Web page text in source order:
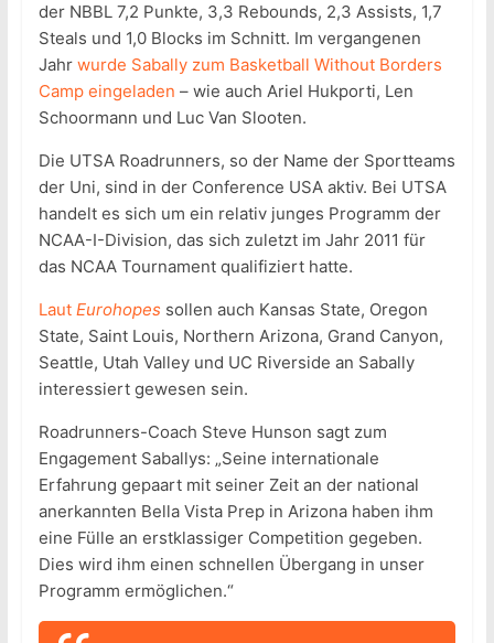
der NBBL 7,2 Punkte, 3,3 Rebounds, 2,3 Assists, 1,7
Steals und 1,0 Blocks im Schnitt. Im vergangenen
Jahr wurde Sabally zum Basketball Without Borders
Camp eingeladen – wie auch Ariel Hukporti, Len
Schoormann und Luc Van Slooten.
Die UTSA Roadrunners, so der Name der Sportteams
der Uni, sind in der Conference USA aktiv. Bei UTSA
handelt es sich um ein relativ junges Programm der
NCAA-I-Division, das sich zuletzt im Jahr 2011 für
das NCAA Tournament qualifiziert hatte.
Laut Eurohopes sollen auch Kansas State, Oregon
State, Saint Louis, Northern Arizona, Grand Canyon,
Seattle, Utah Valley und UC Riverside an Sabally
interessiert gewesen sein.
Roadrunners-Coach Steve Hunson sagt zum
Engagement Saballys: „Seine internationale
Erfahrung gepaart mit seiner Zeit an der national
anerkannten Bella Vista Prep in Arizona haben ihm
eine Fülle an erstklassiger Competition gegeben.
Dies wird ihm einen schnellen Übergang in unser
Programm ermöglichen.“